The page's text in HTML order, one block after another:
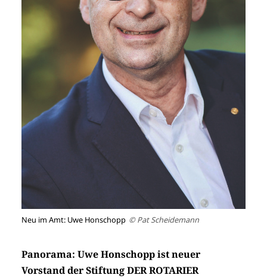
Neu im Amt: Uwe Honschopp © Pat Scheidemann
Panorama: Uwe Honschopp ist neuer
Vorstand der Stiftung DER ROTARIER